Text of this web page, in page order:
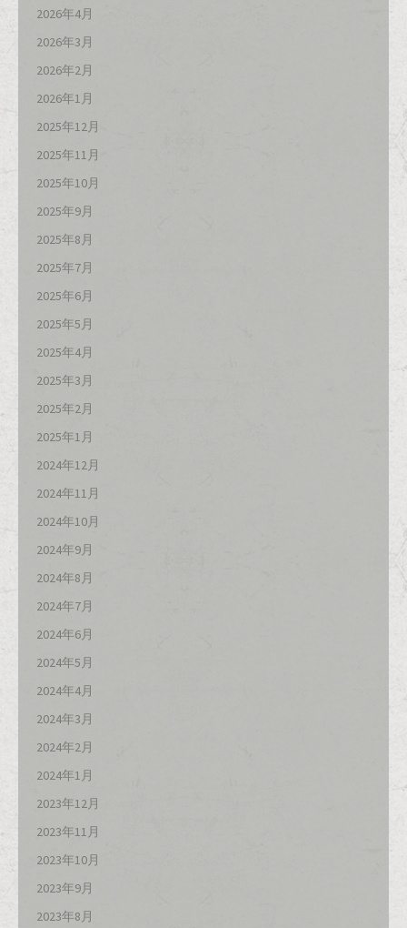
2026年4月
2026年3月
2026年2月
2026年1月
2025年12月
2025年11月
2025年10月
2025年9月
2025年8月
2025年7月
2025年6月
2025年5月
2025年4月
2025年3月
2025年2月
2025年1月
2024年12月
2024年11月
2024年10月
2024年9月
2024年8月
2024年7月
2024年6月
2024年5月
2024年4月
2024年3月
2024年2月
2024年1月
2023年12月
2023年11月
2023年10月
2023年9月
2023年8月